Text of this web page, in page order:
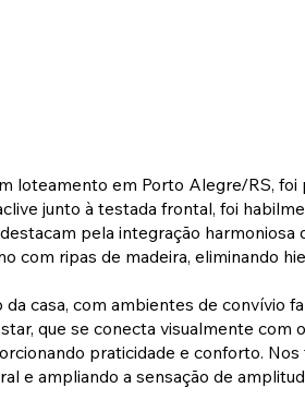
loteamento em Porto Alegre/RS,
junto à testada frontal, foi
pela integração
com ripas de madeira, eliminando
casa, com ambientes de convívio
que se conecta visualmente com
praticidade e conforto.
e ampliando a sensação de